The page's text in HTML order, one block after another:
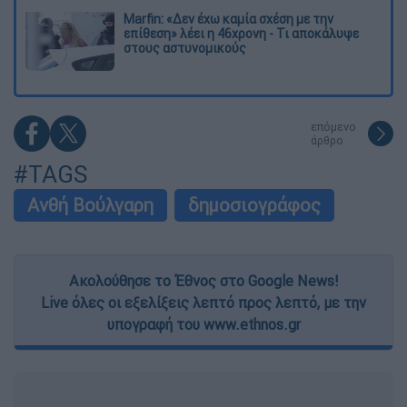
Marfin: «Δεν έχω καμία σχέση με την
επίθεση» λέει η 46χρονη - Τι αποκάλυψε
στους αστυνομικούς
επόμενο
άρθρο
#TAGS
Ανθή Βούλγαρη δημοσιογράφος
Ακολούθησε το Έθνος στο Google News!
Live όλες οι εξελίξεις λεπτό προς λεπτό, με την
υπογραφή του www.ethnos.gr